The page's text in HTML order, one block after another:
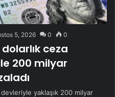
5, 2026 0 0
ceza
200 milyar
yaklaşık 200 milyar